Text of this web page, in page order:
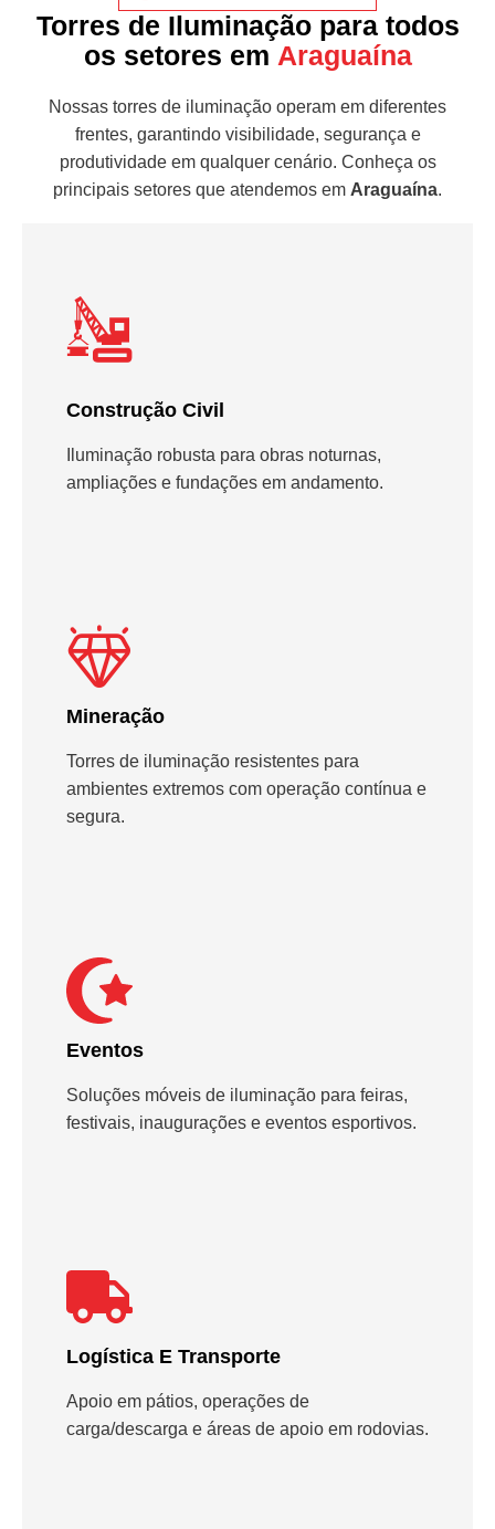
Torres de Iluminação para todos
os setores em Araguaína
Nossas torres de iluminação operam em diferentes
frentes, garantindo visibilidade, segurança e
produtividade em qualquer cenário. Conheça os
principais setores que atendemos em Araguaína.
Construção Civil
Iluminação robusta para obras noturnas,
ampliações e fundações em andamento.
Mineração
Torres de iluminação resistentes para
ambientes extremos com operação contínua e
segura.
Eventos
Soluções móveis de iluminação para feiras,
festivais, inaugurações e eventos esportivos.
Logística E Transporte
Apoio em pátios, operações de
carga/descarga e áreas de apoio em rodovias.